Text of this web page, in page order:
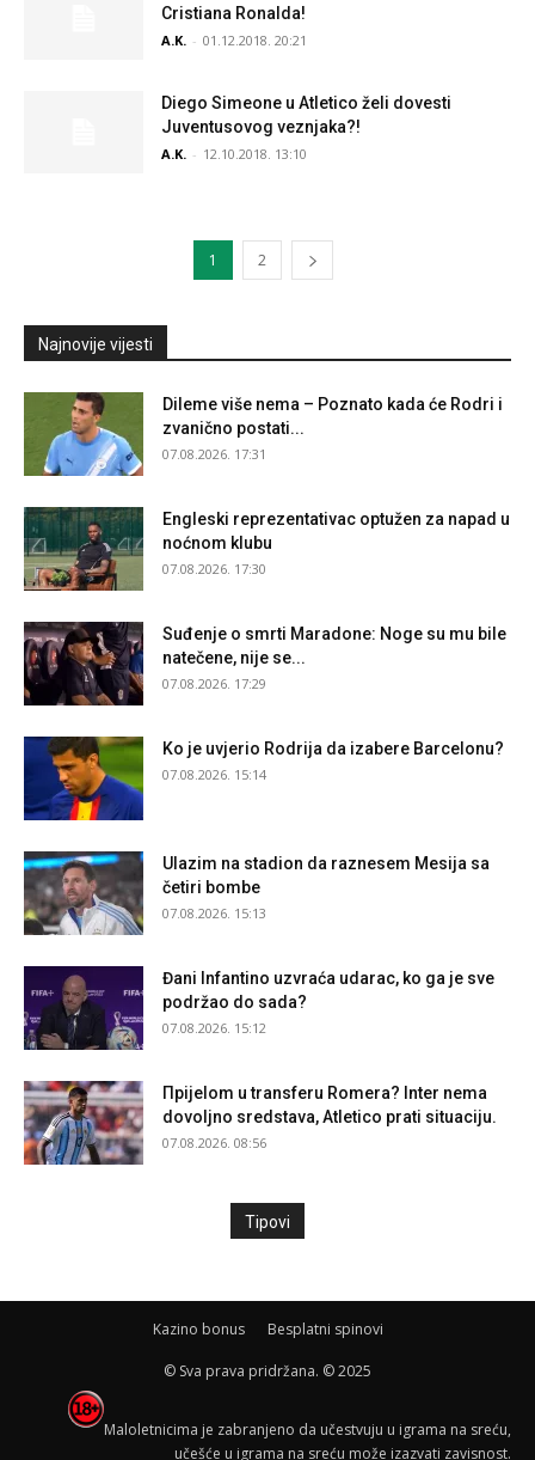
Cristiana Ronalda!
A.K. - 01.12.2018. 20:21
Diego Simeone u Atletico želi dovesti
Juventusovog veznjaka?!
A.K. - 12.10.2018. 13:10
1 2
Najnovije vijesti
Dileme više nema – Poznato kada će Rodri i
zvanično postati...
07.08.2026. 17:31
Engleski reprezentativac optužen za napad u
noćnom klubu
07.08.2026. 17:30
Suđenje o smrti Maradone: Noge su mu bile
natečene, nije se...
07.08.2026. 17:29
Ko je uvjerio Rodrija da izabere Barcelonu?
07.08.2026. 15:14
Ulazim na stadion da raznesem Mesija sa
četiri bombe
07.08.2026. 15:13
Đani Infantino uzvraća udarac, ko ga je sve
podržao do sada?
07.08.2026. 15:12
Прijelom u transferu Romera? Inter nema
dovoljno sredstava, Atletico prati situaciju.
07.08.2026. 08:56
Tipovi
Kazino bonus Besplatni spinovi
© Sva prava pridržana. © 2025
Maloletnicima je zabranjeno da učestvuju u igrama na sreću,
učešće u igrama na sreću može izazvati zavisnost.